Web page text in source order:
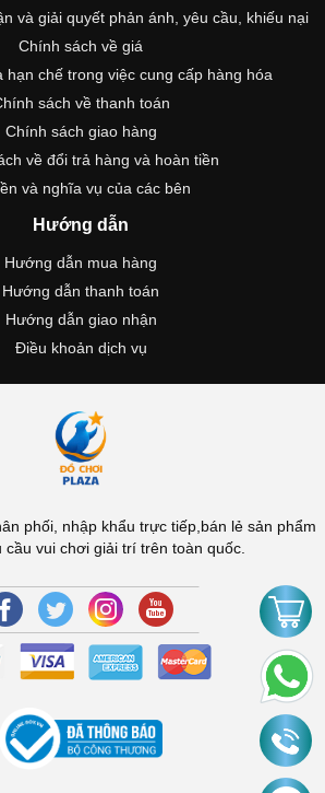
và giải quyết phản ánh, yêu cầu, khiếu nại
Chính sách về giá
hạn chế trong việc cung cấp hàng hóa
sách về thanh toán
Chính sách giao hàng
về đổi trả hàng và hoàn tiền
và nghĩa vụ của các bên
Hướng dẫn
Hướng dẫn mua hàng
Hướng dẫn thanh toán
Hướng dẫn giao nhận
Điều khoản dịch vụ
phối, nhập khẩu trực tiếp,bán lẻ sản phẩm
cầu vui chơi giải trí trên toàn quốc.